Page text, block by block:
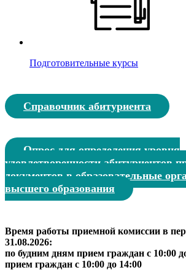
Подготовительные курсы
Справочник абитуриента
Опрос для определения уровня
удовлетворенности абитуриентов
документов в образовательные
высшего образования
Время работы приемной комиссии в
31.08.2026:
по будним дням прием граждан с 10:00
прием граждан с 10:00 до 14:00